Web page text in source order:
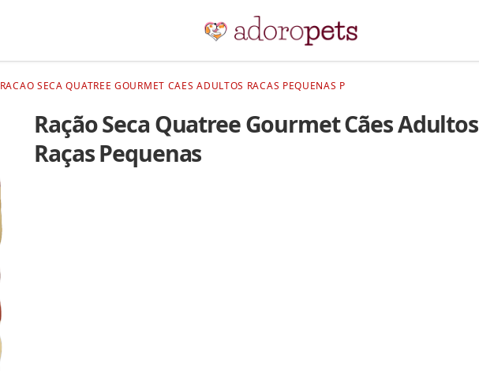
RACAO SECA QUATREE GOURMET CAES ADULTOS RACAS PEQUENAS P
Ração Seca Quatree Gourmet Cães Adultos
Raças Pequenas